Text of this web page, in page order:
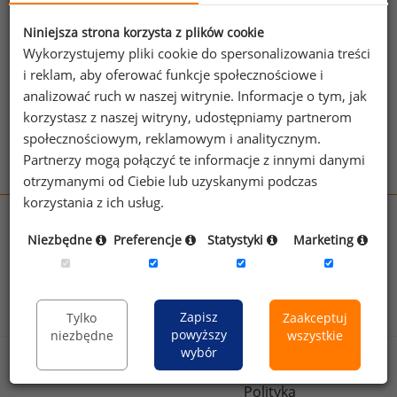
jego pomocą sprawdzić raporty dla
pozostałych.
Wykorzystaj kod
Aby otrzymać darmowy kod dostępu weź udział
wOgólnopolskim Badaniu Wynagrodzeń.
sedlak.pl
kfw.sedlak.pl
rynekpracy.pl
raportyplacowe.pl
Sklep
Kontakt
Polityka
Niniejsza strona korzysta z plików cookie
Wykorzystujemy pliki cookie do spersonalizowania treści
i reklam, aby oferować funkcje społecznościowe i
analizować ruch w naszej witrynie. Informacje o tym, jak
korzystasz z naszej witryny, udostępniamy partnerom
społecznościowym, reklamowym i analitycznym.
Partnerzy mogą połączyć te informacje z innymi danymi
otrzymanymi od Ciebie lub uzyskanymi podczas
korzystania z ich usług.
Niezbędne Preferencje Statystyki Marketing
Tylko
niezbędne
Zapisz
powyższy
wybór
Zaakceptuj
wszystkie